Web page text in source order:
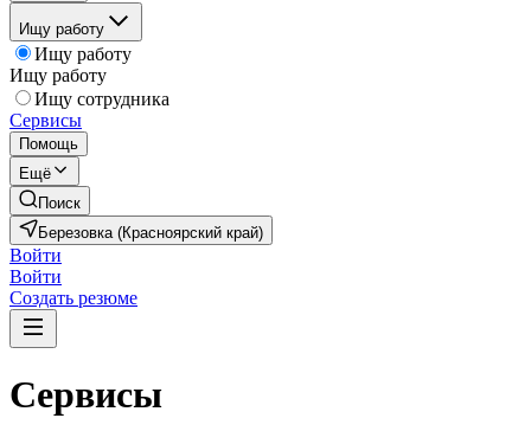
Ищу работу
Ищу работу
Ищу работу
Ищу сотрудника
Сервисы
Помощь
Ещё
Поиск
Березовка (Красноярский край)
Войти
Войти
Создать резюме
Сервисы